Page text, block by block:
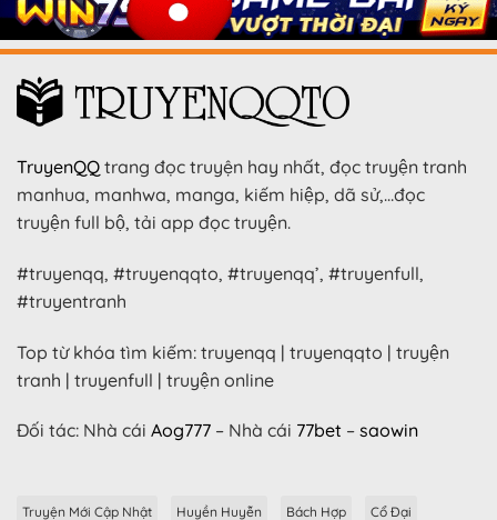
TruyenQQ trang đọc truyện hay nhất, đọc truyện tranh
manhua, manhwa, manga, kiếm hiệp, dã sử,…đọc
truyện full bộ, tải app đọc truyện.
#truyenqq, #truyenqqto, #truyenqq’, #truyenfull,
#truyentranh
Top từ khóa tìm kiếm: truyenqq | truyenqqto | truyện
tranh | truyenfull | truyện online
Đối tác: Nhà cái Aog777 – Nhà cái 77bet – saowin
Truyện Mới Cập Nhật Huyền Huyễn Bách Hợp Cổ Đại